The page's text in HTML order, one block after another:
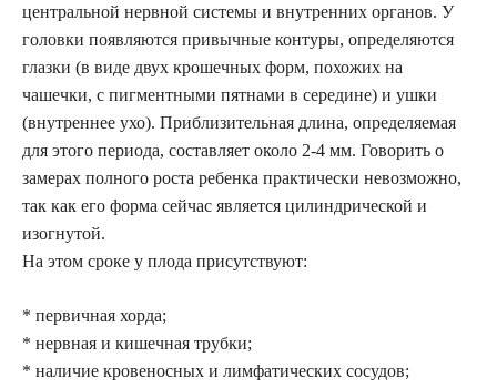
центральной нервной системы и внутренних органов. У
головки появляются привычные контуры, определяются
глазки (в виде двух крошечных форм, похожих на
чашечки, с пигментными пятнами в середине) и ушки
(внутреннее ухо). Приблизительная длина, определяемая
для этого периода, составляет около 2-4 мм. Говорить о
замерах полного роста ребенка практически невозможно,
так как его форма сейчас является цилиндрической и
изогнутой.
На этом сроке у плода присутствуют:
* первичная хорда;
* нервная и кишечная трубки;
* наличие кровеносных и лимфатических сосудов;